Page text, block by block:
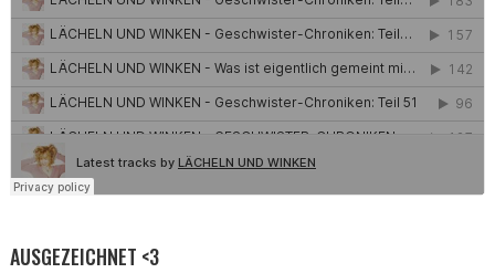
AUSGEZEICHNET <3